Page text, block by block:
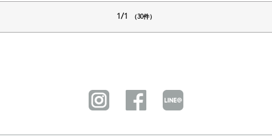
1/1 （30件）